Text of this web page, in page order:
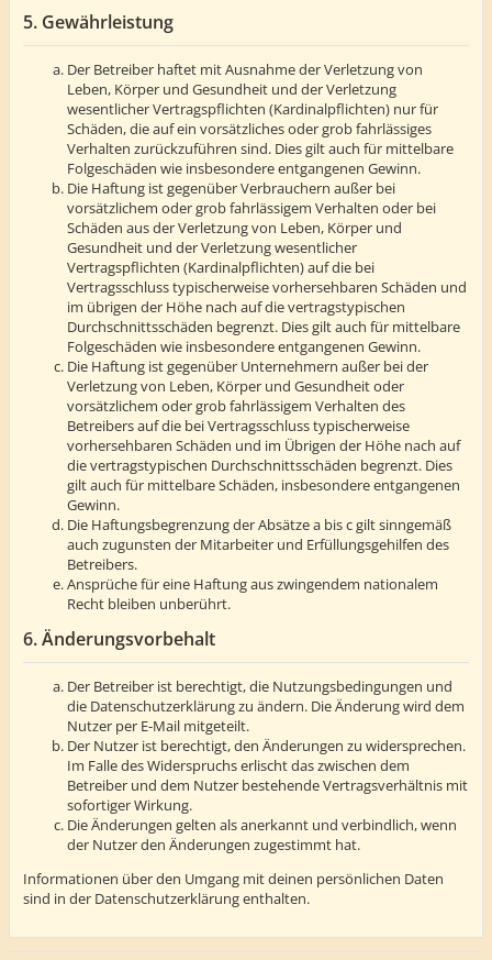
5. Gewährleistung
Der Betreiber haftet mit Ausnahme der Verletzung von
Leben, Körper und Gesundheit und der Verletzung
wesentlicher Vertragspflichten (Kardinalpflichten) nur für
Schäden, die auf ein vorsätzliches oder grob fahrlässiges
Verhalten zurückzuführen sind. Dies gilt auch für mittelbare
Folgeschäden wie insbesondere entgangenen Gewinn.
Die Haftung ist gegenüber Verbrauchern außer bei
vorsätzlichem oder grob fahrlässigem Verhalten oder bei
Schäden aus der Verletzung von Leben, Körper und
Gesundheit und der Verletzung wesentlicher
Vertragspflichten (Kardinalpflichten) auf die bei
Vertragsschluss typischerweise vorhersehbaren Schäden und
im übrigen der Höhe nach auf die vertragstypischen
Durchschnittsschäden begrenzt. Dies gilt auch für mittelbare
Folgeschäden wie insbesondere entgangenen Gewinn.
Die Haftung ist gegenüber Unternehmern außer bei der
Verletzung von Leben, Körper und Gesundheit oder
vorsätzlichem oder grob fahrlässigem Verhalten des
Betreibers auf die bei Vertragsschluss typischerweise
vorhersehbaren Schäden und im Übrigen der Höhe nach auf
die vertragstypischen Durchschnittsschäden begrenzt. Dies
gilt auch für mittelbare Schäden, insbesondere entgangenen
Gewinn.
Die Haftungsbegrenzung der Absätze a bis c gilt sinngemäß
auch zugunsten der Mitarbeiter und Erfüllungsgehilfen des
Betreibers.
Ansprüche für eine Haftung aus zwingendem nationalem
Recht bleiben unberührt.
6. Änderungsvorbehalt
Der Betreiber ist berechtigt, die Nutzungsbedingungen und
die Datenschutzerklärung zu ändern. Die Änderung wird dem
Nutzer per E-Mail mitgeteilt.
Der Nutzer ist berechtigt, den Änderungen zu widersprechen.
Im Falle des Widerspruchs erlischt das zwischen dem
Betreiber und dem Nutzer bestehende Vertragsverhältnis mit
sofortiger Wirkung.
Die Änderungen gelten als anerkannt und verbindlich, wenn
der Nutzer den Änderungen zugestimmt hat.
Informationen über den Umgang mit deinen persönlichen Daten
sind in der Datenschutzerklärung enthalten.